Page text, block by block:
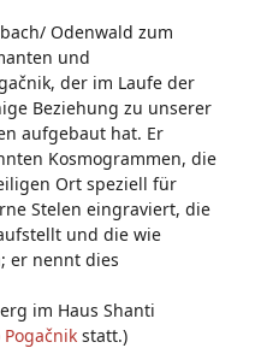
Odenwald zum
und
der im Laufe der
Beziehung zu unserer
aufgebaut hat. Er
Kosmogrammen, die
Ort speziell für
Stelen eingraviert, die
und die wie
er nennt dies
im Haus Shanti
statt.)